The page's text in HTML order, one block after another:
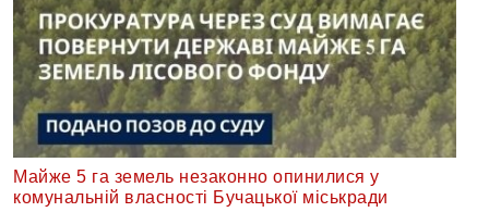
Майже 5 га земель незаконно опинилися у
комунальній власності Бучацької міськради